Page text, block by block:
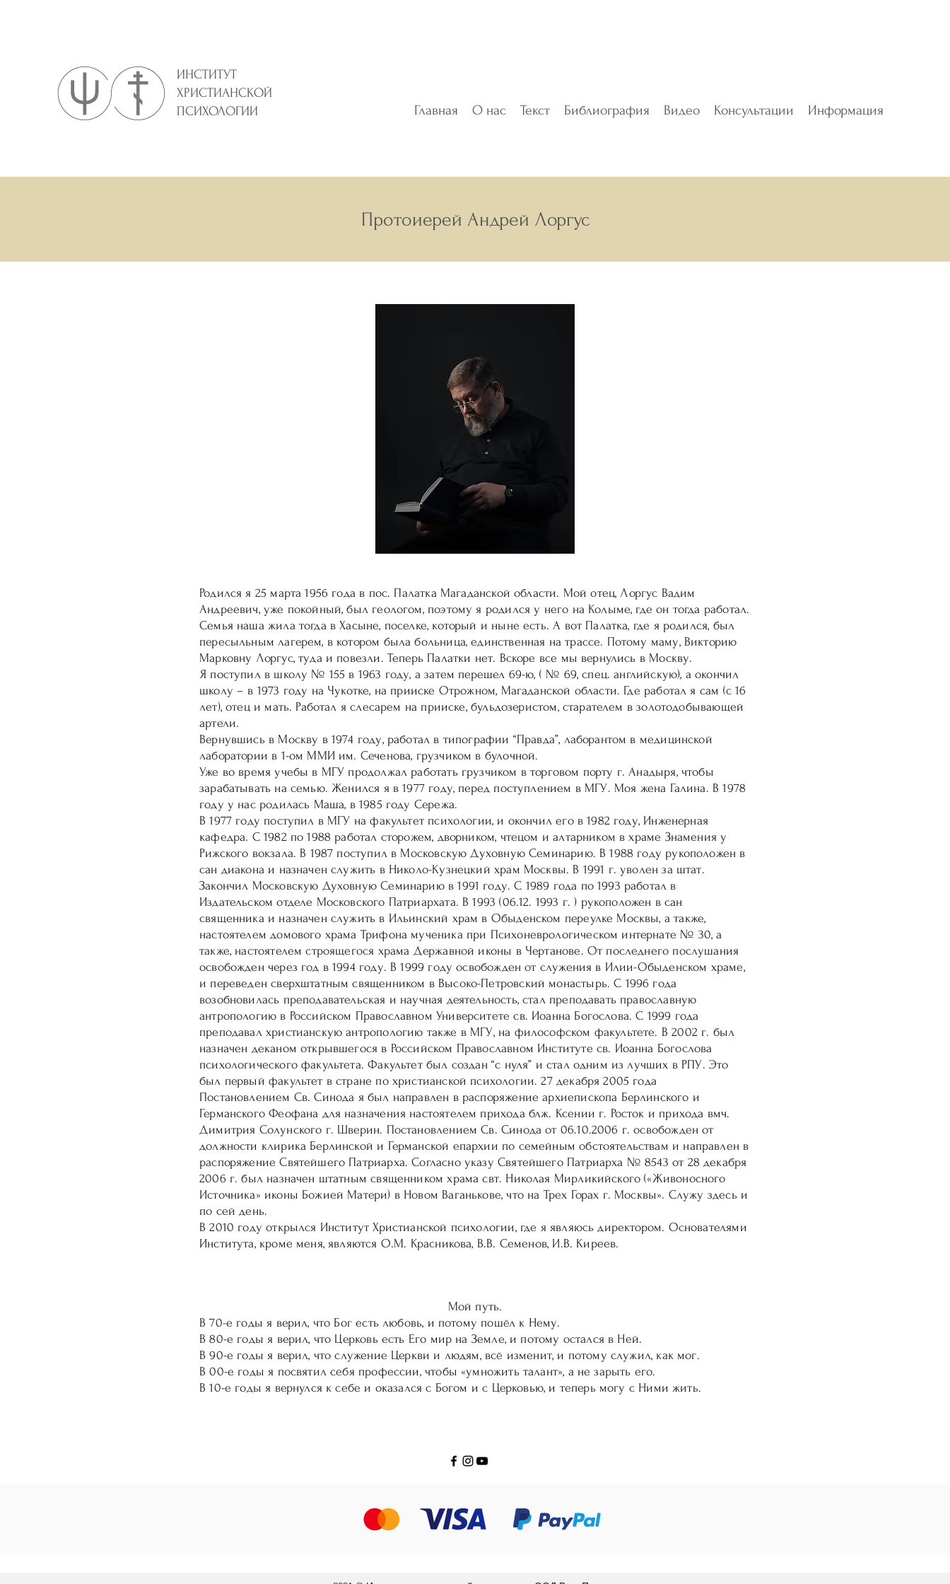
ИНСТИТУТ
ХРИСТИАНСКОЙ
ПСИХОЛОГИИ
Главная О нас Текст Библиография Видео Консультации Информация
Протоиерей Андрей Лоргус
Родился я 25 марта 1956 года в пос. Палатка Магаданской области. Мой отец, Лоргус Вадим
Андреевич, уже покойный, был геологом, поэтому я родился у него на Колыме, где он тогда работал.
Семья наша жила тогда в Хасыне, поселке, который и ныне есть. А вот Палатка, где я родился, был
пересыльным лагерем, в котором была больница, единственная на трассе. Потому маму, Викторию
Марковну Лоргус, туда и повезли. Теперь Палатки нет. Вскоре все мы вернулись в Москву.
Я поступил в школу № 155 в 1963 году, а затем перешел 69-ю, ( № 69, спец. английскую), а окончил
школу – в 1973 году на Чукотке, на прииске Отрожном, Магаданской области. Где работал я сам (с 16
лет), отец и мать. Работал я слесарем на прииске, бульдозеристом, старателем в золотодобывающей
артели.
Вернувшись в Москву в 1974 году, работал в типографии “Правда”, лаборантом в медицинской
лаборатории в 1-ом ММИ им. Сеченова, грузчиком в булочной.
Уже во время учебы в МГУ продолжал работать грузчиком в торговом порту г. Анадыря, чтобы
зарабатывать на семью. Женился я в 1977 году, перед поступлением в МГУ. Моя жена Галина. В 1978
году у нас родилась Маша, в 1985 году Сережа.
В 1977 году поступил в МГУ на факультет психологии, и окончил его в 1982 году, Инженерная
кафедра. С 1982 по 1988 работал сторожем, дворником, чтецом и алтарником в храме Знамения у
Рижского вокзала. В 1987 поступил в Московскую Духовную Семинарию. В 1988 году рукоположен в
сан диакона и назначен служить в Николо-Кузнецкий храм Москвы. В 1991 г. уволен за штат.
Закончил Московскую Духовную Семинарию в 1991 году. С 1989 года по 1993 работал в
Издательском отделе Московского Патриархата. В 1993 (06.12. 1993 г. ) рукоположен в сан
священника и назначен служить в Ильинский храм в Обыденском переулке Москвы, а также,
настоятелем домового храма Трифона мученика при Психоневрологическом интернате № 30, а
также, настоятелем строящегося храма Державной иконы в Чертанове. От последнего послушания
освобожден через год в 1994 году. В 1999 году освобожден от служения в Илии-Обыденском храме,
и переведен сверхштатным священником в Высоко-Петровский монастырь. С 1996 года
возобновилась преподавательская и научная деятельность, стал преподавать православную
антропологию в Российском Православном Университете св. Иоанна Богослова. С 1999 года
преподавал христианскую антропологию также в МГУ, на философском факультете. В 2002 г. был
назначен деканом открывшегося в Российском Православном Институте св. Иоанна Богослова
психологического факультета. Факультет был создан “с нуля” и стал одним из лучших в РПУ. Это
был первый факультет в стране по христианской психологии. 27 декабря 2005 года
Постановлением Св. Синода я был направлен в распоряжение архиепископа Берлинского и
Германского Феофана для назначения настоятелем прихода блж. Ксении г. Росток и прихода вмч.
Димитрия Солунского г. Шверин. Постановлением Св. Синода от 06.10.2006 г. освобожден от
должности клирика Берлинской и Германской епархии по семейным обстоятельствам и направлен в
распоряжение Святейшего Патриарха. Согласно указу Святейшего Патриарха № 8543 от 28 декабря
2006 г. был назначен штатным священником храма свт. Николая Мирликийского («Живоносного
Источника» иконы Божией Матери) в Новом Ваганькове, что на Трех Горах г. Москвы». Служу здесь и
по сей день.
В 2010 году открылся Институт Христианской психологии, где я являюсь директором. Основателями
Института, кроме меня, являются О.М. Красникова, В.В. Семенов, И.В. Киреев.
Мой путь.
В 70-е годы я верил, что Бог есть любовь, и потому пошёл к Нему.
В 80-е годы я верил, что Церковь есть Его мир на Земле, и потому остался в Ней.
В 90-е годы я верил, что служение Церкви и людям, всё изменит, и потому служил, как мог.
В 00-е годы я посвятил себя профессии, чтобы «умножить талант», а не зарыть его.
В 10-е годы я вернулся к себе и оказался с Богом и с Церковью, и теперь могу с Ними жить.